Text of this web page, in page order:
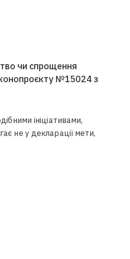
чи спрощення
№15024 з
ініціативами,
не у декларації мети,